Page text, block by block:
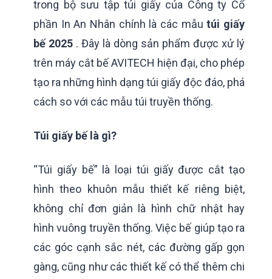
trong bộ sưu tập túi giấy của Công ty Cổ
phần In An Nhân chính là các mẫutúi giấy
bế 2025 . Đây là dòng sản phẩm được xử lý
trên máy cắt bế AVITECH hiện đại, cho phép
tạo ra những hình dạng túi giấy độc đáo, phá
cách so với các mẫu túi truyền thống.
Túi giấy bế là gì?
“Túi giấy bế” là loại túi giấy được cắt tạo
hình theo khuôn mẫu thiết kế riêng biệt,
không chỉ đơn giản là hình chữ nhật hay
hình vuông truyền thống. Việc bế giúp tạo ra
các góc cạnh sắc nét, các đường gấp gọn
gàng, cũng như các thiết kế có thể thêm chi